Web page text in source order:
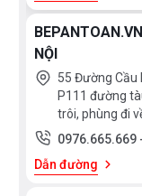
NỘI
55 Đường Cầu
P111 đường
trôi, phùng đi
0976.665.669
Dẫn đường